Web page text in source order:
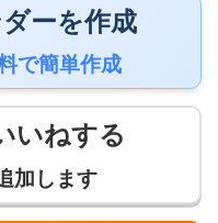
ーを作成
で簡単作成
いねする
加します